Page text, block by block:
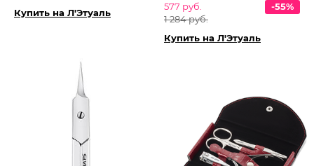
Купить на Л'Этуаль
577 руб.
1 284 руб.
-55%
Купить на Л'Этуаль